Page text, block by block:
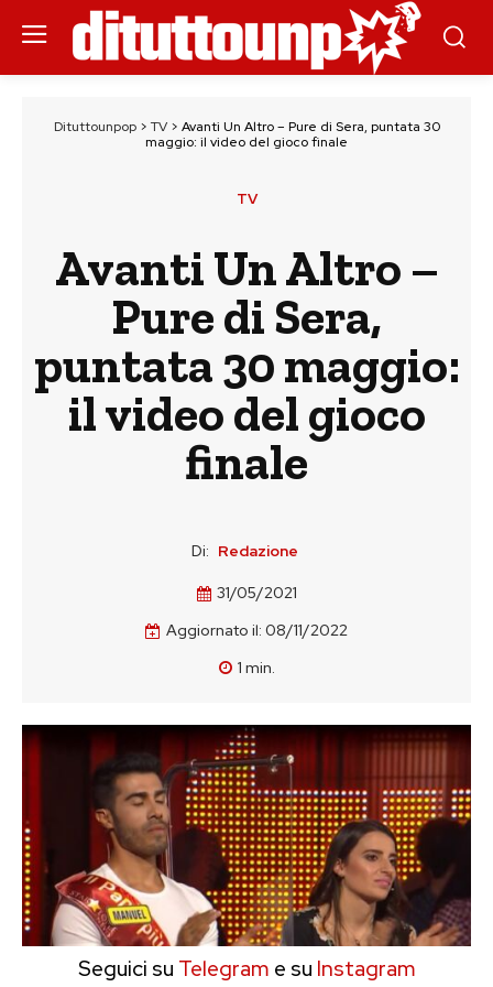
Dituttounpop> TV> Avanti Un Altro – Pure di Sera, puntata 30
maggio: il video del gioco finale
TV
Avanti Un Altro –
Pure di Sera,
puntata 30 maggio:
il video del gioco
finale
Di: Redazione
31/05/2021
Aggiornato il: 08/11/2022
1 min.
Seguici su Telegram e su Instagram